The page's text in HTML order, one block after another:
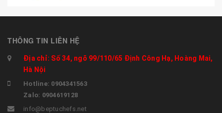
THÔNG TIN LIÊN HỆ
Địa chỉ: Số 34, ngõ 99/110/65 Định Công Hạ, Hoàng Mai,
Hà Nội
Hotline: 0904341563
Zalo: 0904619128
info@beptuchefs.net